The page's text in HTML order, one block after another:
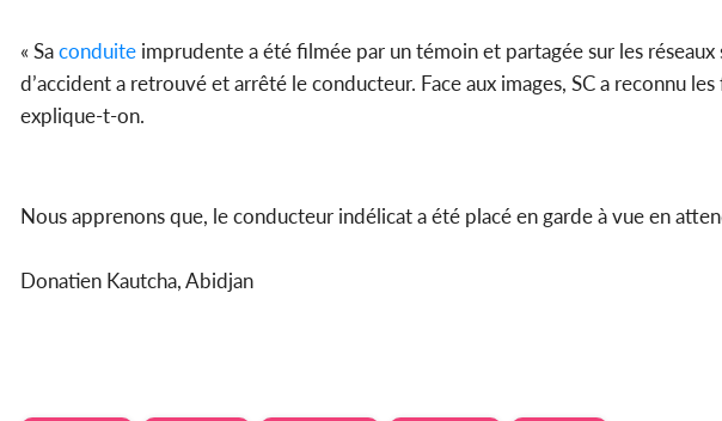
« Saconduite imprudente a été filmée par un témoin et partagée sur les
d’accident a retrouvé et arrêté le conducteur. Face aux images, SC a reconnu
explique-t-on.
Nous apprenons que, le conducteur indélicat a été placé en garde à vue en
Donatien Kautcha, Abidjan